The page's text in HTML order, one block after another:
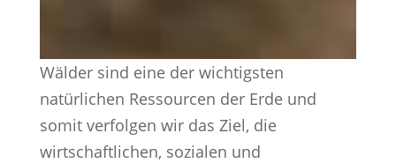
Wälder sind eine der wichtigsten
natürlichen Ressourcen der Erde und
somit verfolgen wir das Ziel, die
wirtschaftlichen, sozialen und